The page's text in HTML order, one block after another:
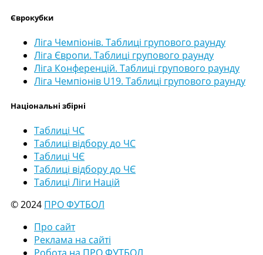
Єврокубки
Ліга Чемпіонів. Таблиці групового раунду
Ліга Європи. Таблиці групового раунду
Ліга Конференцій. Таблиці групового раунду
Ліга Чемпіонів U19. Таблиці групового раунду
Національні збірні
Таблиці ЧС
Таблиці відбору до ЧС
Таблиці ЧЄ
Таблиці відбору до ЧЄ
Таблиці Ліги Націй
© 2024 ПРО ФУТБОЛ
Про сайт
Реклама на сайті